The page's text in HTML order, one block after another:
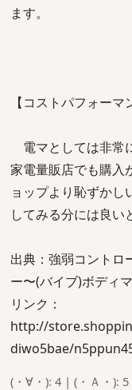
ます。
【コストパフォーマ
電マとしては非常
家電量販店でも購入
ョップより恥ずか
してみる分には良い
出典：強弱コント
ー〜(バイブ)ボディ
リンク：
http://
diwo5bae/
(・∀・): 4 | (・Ａ・): 5